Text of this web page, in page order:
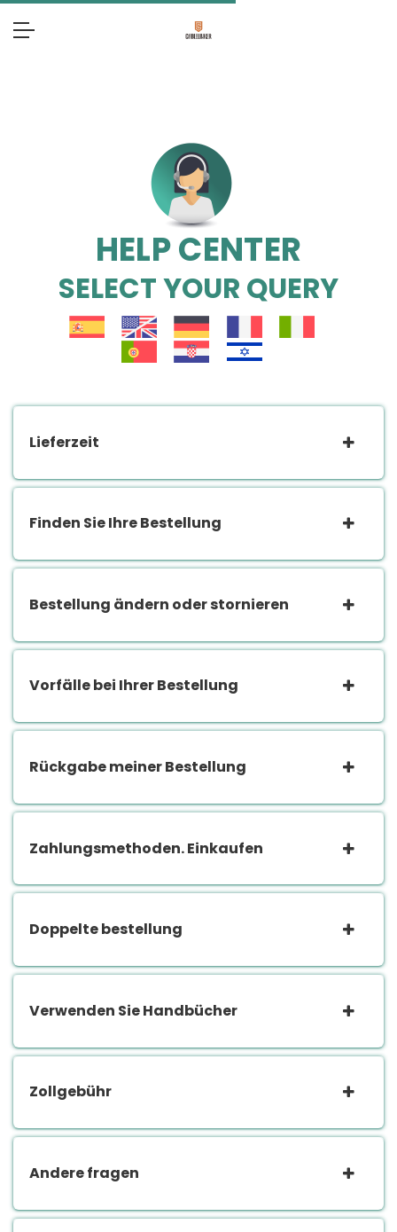
HELP CENTER
SELECT YOUR QUERY
Lieferzeit
Finden Sie Ihre Bestellung
Bestellung ändern oder stornieren
Vorfälle bei Ihrer Bestellung
Rückgabe meiner Bestellung
Zahlungsmethoden. Einkaufen
Doppelte bestellung
Verwenden Sie Handbücher
Zollgebühr
Andere fragen